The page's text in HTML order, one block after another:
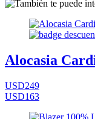
Alocasia
USD249
USD163